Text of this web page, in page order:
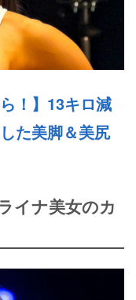
！】13キロ減
た美脚＆美尻
イナ美女のカ